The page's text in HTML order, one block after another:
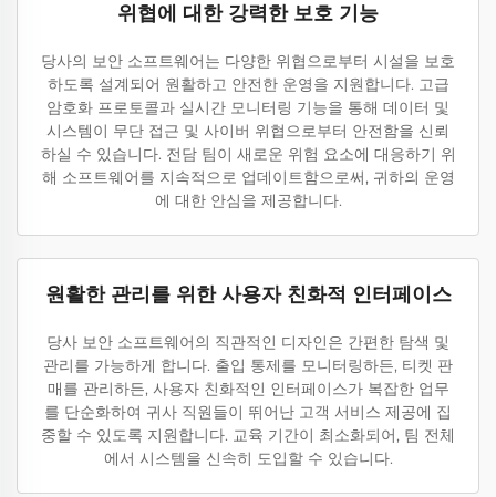
위협에 대한 강력한 보호 기능
당사의 보안 소프트웨어는 다양한 위협으로부터 시설을 보호
하도록 설계되어 원활하고 안전한 운영을 지원합니다. 고급
암호화 프로토콜과 실시간 모니터링 기능을 통해 데이터 및
시스템이 무단 접근 및 사이버 위협으로부터 안전함을 신뢰
하실 수 있습니다. 전담 팀이 새로운 위험 요소에 대응하기 위
해 소프트웨어를 지속적으로 업데이트함으로써, 귀하의 운영
에 대한 안심을 제공합니다.
원활한 관리를 위한 사용자 친화적 인터페이스
당사 보안 소프트웨어의 직관적인 디자인은 간편한 탐색 및
관리를 가능하게 합니다. 출입 통제를 모니터링하든, 티켓 판
매를 관리하든, 사용자 친화적인 인터페이스가 복잡한 업무
를 단순화하여 귀사 직원들이 뛰어난 고객 서비스 제공에 집
중할 수 있도록 지원합니다. 교육 기간이 최소화되어, 팀 전체
에서 시스템을 신속히 도입할 수 있습니다.